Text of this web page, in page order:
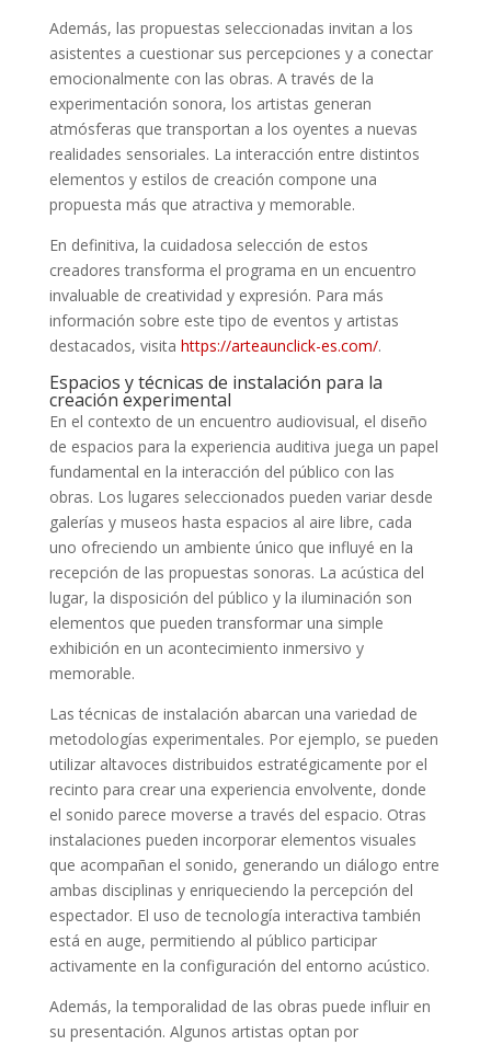
Además, las propuestas seleccionadas invitan a los
asistentes a cuestionar sus percepciones y a conectar
emocionalmente con las obras. A través de la
experimentación sonora, los artistas generan
atmósferas que transportan a los oyentes a nuevas
realidades sensoriales. La interacción entre distintos
elementos y estilos de creación compone una
propuesta más que atractiva y memorable.
En definitiva, la cuidadosa selección de estos
creadores transforma el programa en un encuentro
invaluable de creatividad y expresión. Para más
información sobre este tipo de eventos y artistas
destacados, visita https://arteaunclick-es.com/.
Espacios y técnicas de instalación para la
creación experimental
En el contexto de un encuentro audiovisual, el diseño
de espacios para la experiencia auditiva juega un papel
fundamental en la interacción del público con las
obras. Los lugares seleccionados pueden variar desde
galerías y museos hasta espacios al aire libre, cada
uno ofreciendo un ambiente único que influyé en la
recepción de las propuestas sonoras. La acústica del
lugar, la disposición del público y la iluminación son
elementos que pueden transformar una simple
exhibición en un acontecimiento inmersivo y
memorable.
Las técnicas de instalación abarcan una variedad de
metodologías experimentales. Por ejemplo, se pueden
utilizar altavoces distribuidos estratégicamente por el
recinto para crear una experiencia envolvente, donde
el sonido parece moverse a través del espacio. Otras
instalaciones pueden incorporar elementos visuales
que acompañan el sonido, generando un diálogo entre
ambas disciplinas y enriqueciendo la percepción del
espectador. El uso de tecnología interactiva también
está en auge, permitiendo al público participar
activamente en la configuración del entorno acústico.
Además, la temporalidad de las obras puede influir en
su presentación. Algunos artistas optan por